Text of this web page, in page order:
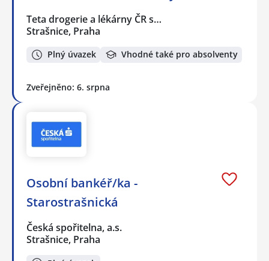
Teta drogerie a lékárny ČR s…
Strašnice, Praha
Plný úvazek Vhodné také pro absolventy
Zveřejněno: 6. srpna
Osobní bankéř/ka -
Starostrašnická
Česká spořitelna, a.s.
Strašnice, Praha